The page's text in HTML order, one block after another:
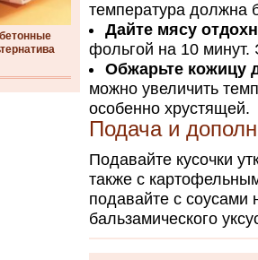
температура должна
Дайте мясу
фольгой на 10
Обжарьте кожицу
можно увеличить
особенно хрустящей.
Подача и
Подавайте кусочки
также с
подавайте с соусами
бальзамического